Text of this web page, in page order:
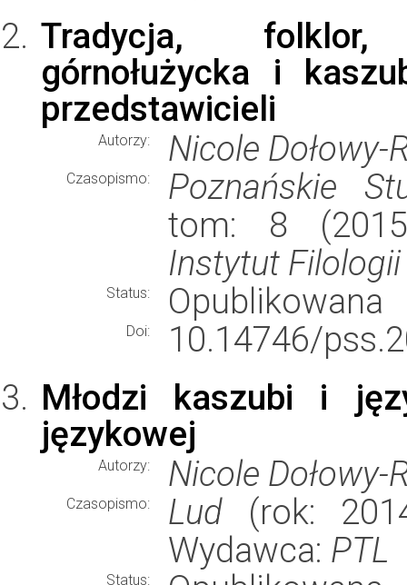
Tradycja, folklor,
górnołużycka i
przedstawicieli
Autorzy: Nicole Dołowy-
Czasopismo:
Poznańskie
tom: 8
Instytut Filologii
Status: Opublikowana
Doi:
10.14746/
Młodzi kaszubi i
językowej
Autorzy: Nicole Dołowy-
Czasopismo: Lud (rok:
Wydawca: PTL
Status: